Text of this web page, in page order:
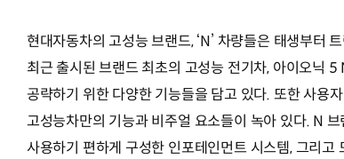
현대자동차의 고성능 브랜드, ‘N’ 차량들은 태생부터
최근 출시된 브랜드 최초의 고성능 전기차, 아이오닉
공략하기 위한 다양한 기능들을 담고 있다. 또한 사용
고성능차만의 기능과 비주얼 요소들이 녹아 있다. N
사용하기 편하게 구성한 인포테인먼트 시스템, 그리고